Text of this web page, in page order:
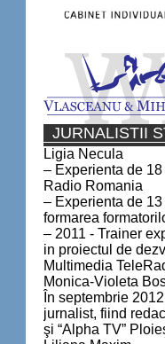
JURNALISTII
Ligia Necula
– Experienta de
Radio Romania
– Experienta de
formarea
– 2011 - Trainer
in proiectul de
Multimedia
Monica-Violeta
În septembrie
jurnalist, fiind
şi “Alpha TV”